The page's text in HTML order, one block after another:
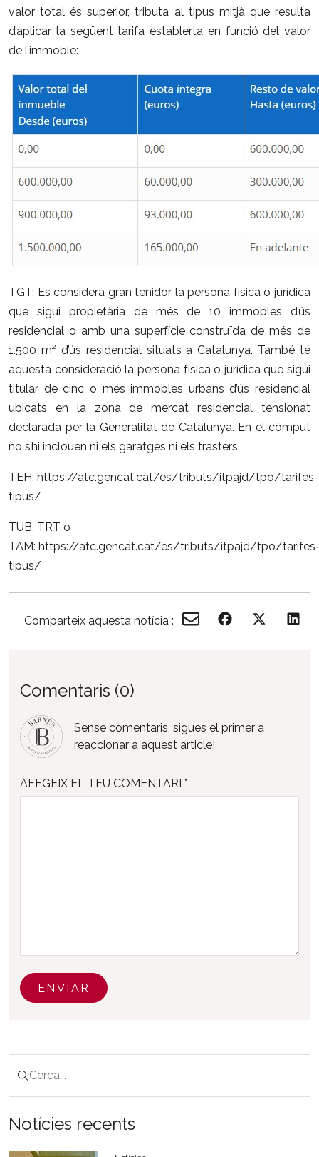
valor total és superior, tributa al tipus mitjà que resulta
d’aplicar la següent tarifa establerta en funció del valor
de l’immoble:
TGT: Es considera gran tenidor la persona física o jurídica
que sigui propietària de més de 10 immobles d’ús
residencial o amb una superfície construïda de més de
1.500 m² d’ús residencial situats a Catalunya. També té
aquesta consideració la persona física o jurídica que sigui
titular de cinc o més immobles urbans d’ús residencial
ubicats en la zona de mercat residencial tensionat
declarada per la Generalitat de Catalunya. En el còmput
no s’hi inclouen ni els garatges ni els trasters.
TEH: https://atc.gencat.cat/es/tributs/itpajd/tpo/tarifes-
tipus/
TUB, TRT o
TAM: https://atc.gencat.cat/es/tributs/itpajd/tpo/
tipus/
Comparteix aquesta notícia :
Comentaris (0)
Sense comentaris, sigues el primer a
reaccionar a aquest article!
AFEGEIX EL TEU COMENTARI *
ENVIAR
Notícies recents